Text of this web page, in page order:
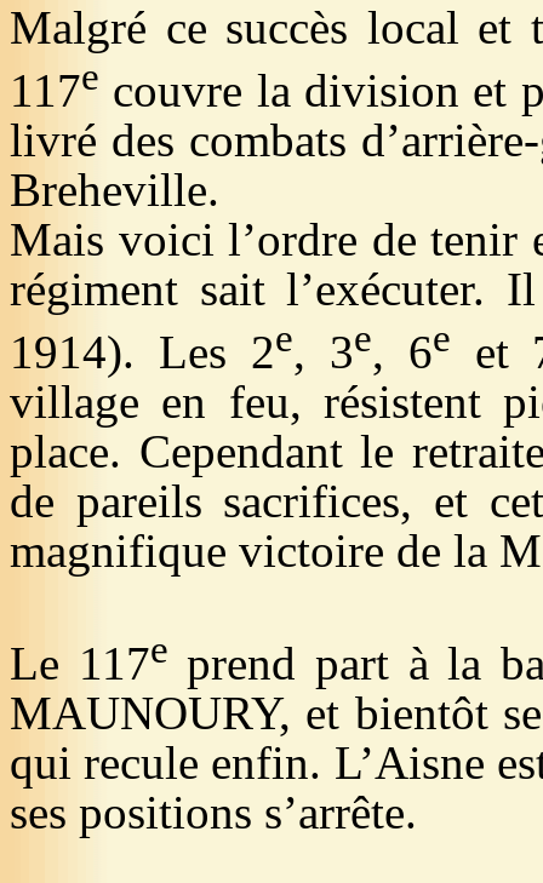
Malgré ce succès local et
117e couvre la division et
livré des combats
Breheville.
Mais voici l’ordre de tenir
régiment sait l’exécuter.
1914). Les 2e, 3e, 6e
et
village en feu, résistent
place. Cependant le
de pareils sacrifices, et
magnifique victoire de la
Le 117e prend part à la
MAUNOURY, et bientôt
qui recule enfin. L’Aisne
ses positions s’arrête.